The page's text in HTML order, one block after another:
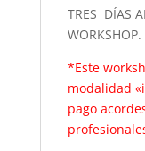
TRES DÍAS
WORKSHOP.
*Este
modalidad
pago